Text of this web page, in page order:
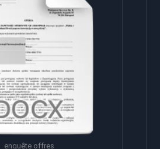
enquête offres